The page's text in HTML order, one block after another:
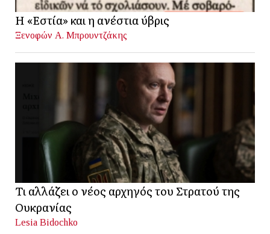
Η «Εστία» και η ανέστια ύβρις
Ξενοφών Α. Μπρουντζάκης
Τι αλλάζει ο νέος αρχηγός του Στρατού της
Ουκρανίας
Lesia Bidochko